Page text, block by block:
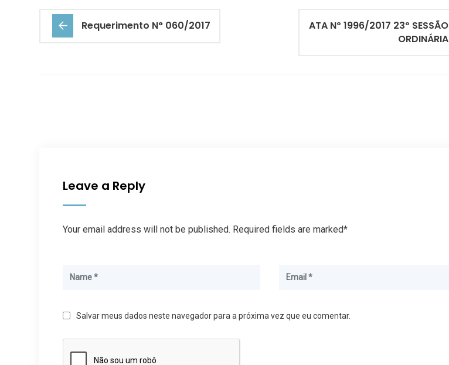
Requerimento N° 060/2017
ATA Nº 1996/2017 23º SESSÃO
ORDINÁRIA
Leave a Reply
Your email address will not be published. Required fields are marked*
Salvar meus dados neste navegador para a próxima vez que eu comentar.